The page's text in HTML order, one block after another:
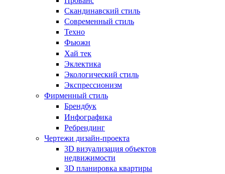
Скандинавский стиль
Современный стиль
Техно
Фьюжн
Хай тек
Эклектика
Экологический стиль
Экспрессионизм
Фирменный стиль
Брендбук
Инфографика
Ребрендинг
Чертежи дизайн-проекта
3D визуализация объектов
недвижимости
3D планировка квартиры